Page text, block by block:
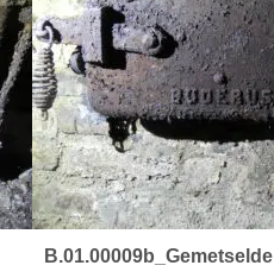
B.01.00009b_Gemetselde